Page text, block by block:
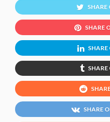
SHARE
SHARE